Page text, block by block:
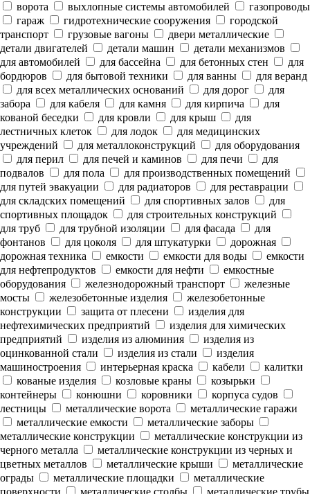
ворота
выхлопные системы автомобилей
газопроводы
гараж
гидротехнические сооружения
городской
транспорт
грузовые вагоны
двери металлические
детали двигателей
детали машин
детали механизмов
для автомобилей
для бассейна для бетонных стен
для
бордюров
для бытовой техники для ванны
для веранд
для всех металлических оснований
для дорог
для
забора
для кабеля для камня для кирпича
для
кованой беседки
для кровли для крыш
для
лестничных клеток
для лодок
для медицинских
учреждений
для металлоконструкций
для оборудования
для перил
для печей и каминов для печи
для
подвалов
для пола
для производственных помещений
для путей эвакуации
для радиаторов
для реставрации
для складских помещений
для спортивных залов
для
спортивных площадок
для строительных конструкций
для труб
для трубной изоляции для фасада
для
фонтанов
для цоколя для штукатурки
дорожная
дорожная техника
емкости емкости для воды
емкости
для нефтепродуктов
емкости для нефти
емкостные
оборудования
железнодорожный транспорт
железные
мосты
железобетонные изделия
железобетонные
конструкции
защита от плесени
изделия для
нефтехимических предприятий
изделия для химических
предприятий
изделия из алюминия
изделия из
оцинкованной стали
изделия из стали
изделия
машиностроения
интерьерная краска кабели
калитки
кованые изделия
козловые краны
козырьки
контейнеры
конюшни коровники
корпуса судов
лестницы
металлические ворота
металлические гаражи
металлические емкости
металлические заборы
металлические конструкции
металлические конструкции из
черного металла
металлические конструкции из черных и
цветных металлов
металлические крыши
металлические
ограды
металлические площадки
металлические
поверхности
металлические столбы металлические трубы